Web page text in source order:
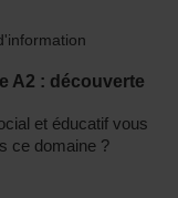
A2 : découverte
et éducatif vous
ce domaine ?